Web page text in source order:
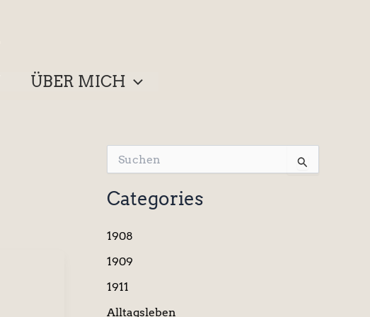
ÜBER MICH
u
c
h
n
a
h
Categories
1908
1909
1911
Alltagsleben